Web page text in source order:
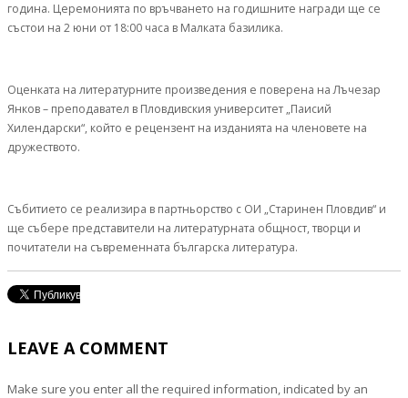
година. Церемонията по връчването на годишните награди ще се
състои на 2 юни от 18:00 часа в Малката базилика.
Оценката на литературните произведения е поверена на Лъчезар
Янков – преподавател в Пловдивския университет „Паисий
Хилендарски“, който е рецензент на изданията на членовете на
дружеството.
Събитието се реализира в партньорство с ОИ „Старинен Пловдив“ и
ще събере представители на литературната общност, творци и
почитатели на съвременната българска литература.
LEAVE A COMMENT
Make sure you enter all the required information, indicated by an